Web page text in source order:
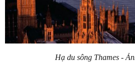
Hạ du sông Thames -